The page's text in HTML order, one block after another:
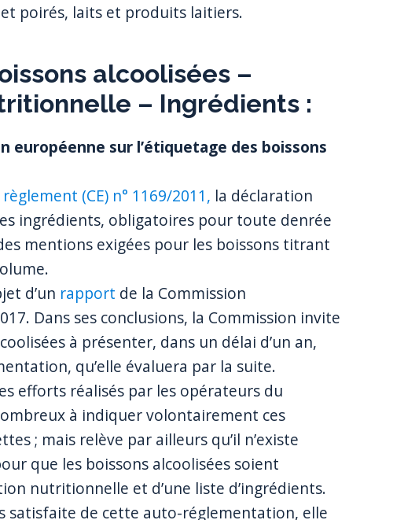
poirés, laits et produits laitiers.
alcoolisées –
– Ingrédients :
européenne sur l’étiquetage des boissons
règlement (CE) n° 1169/2011, la déclaration
ingrédients, obligatoires pour toute denrée
mentions exigées pour les boissons titrant
d’un rapport de la Commission
Dans ses conclusions, la Commission invite
à présenter, dans un délai d’un an,
qu’elle évaluera par la suite.
efforts réalisés par les opérateurs du
à indiquer volontairement ces
; mais relève par ailleurs qu’il n’existe
que les boissons alcoolisées soient
nutritionnelle et d’une liste d’ingrédients.
satisfaite de cette auto-réglementation, elle